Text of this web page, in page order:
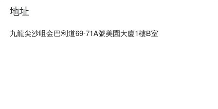
追求塑形排毒與舒緩疲勞的女性
尖沙咀按摩 - 天沐·養生立刻預訂
地址
九龍尖沙咀金巴利道69-71A號美園大廈1樓B室